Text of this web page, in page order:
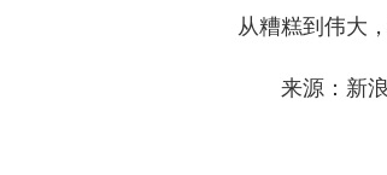
从糟糕到伟大
来源：新浪